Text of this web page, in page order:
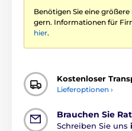
Benötigen Sie eine größere
gern. Informationen für
hier.
Kostenloser
Lieferoptionen ›
Brauchen Sie
Schreiben Sie uns